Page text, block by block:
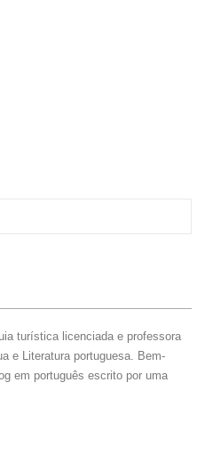
turística licenciada e professora
e Literatura portuguesa. Bem-
em português escrito por uma